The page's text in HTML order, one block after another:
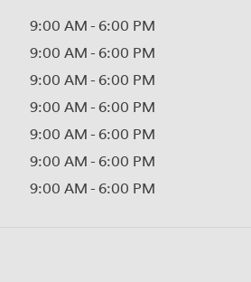
9:00 AM - 6:00 PM
9:00 AM - 6:00 PM
9:00 AM - 6:00 PM
9:00 AM - 6:00 PM
9:00 AM - 6:00 PM
9:00 AM - 6:00 PM
9:00 AM - 6:00 PM